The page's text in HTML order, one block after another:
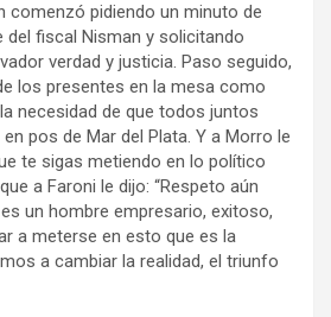
comenzó pidiendo un minuto de
del fiscal Nisman y solicitando
verdad y justicia. Paso seguido,
los presentes en la mesa como
necesidad de que todos juntos
pos de Mar del Plata. Y a Morro le
te sigas metiendo en lo político
a Faroni le dijo: “Respeto aún
un hombre empresario, exitoso,
a meterse en esto que es la
a cambiar la realidad, el triunfo